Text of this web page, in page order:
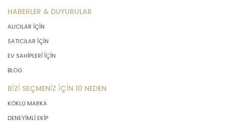
HABERLER & DUYURULAR
ALICILAR İÇİN
SATICILAR İÇİN
EV SAHİPLERİ İÇİN
BLOG
BİZİ SEÇMENİZ İÇİN 10 NEDEN
KÖKLÜ MARKA
DENEYİMLİ EKİP